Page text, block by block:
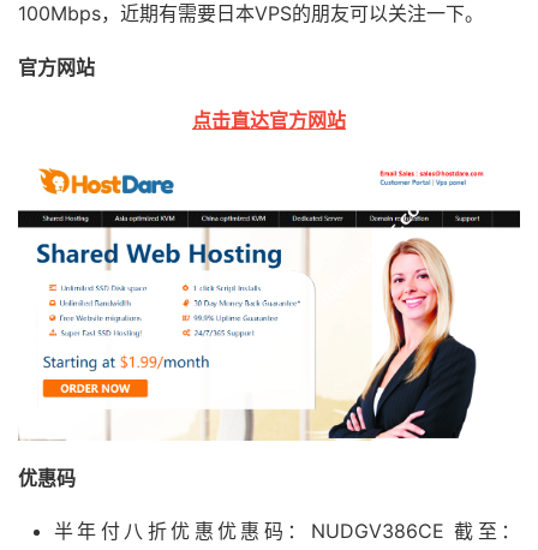
100Mbps，近期有需要日本VPS的朋友可以关注一下。
官方网站
点击直达官方网站
优惠码
半年付八折优惠优惠码：NUDGV386CE 截至：